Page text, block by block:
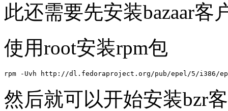
此还需要先安装bazaar客
使用root安装rpm包
然后就可以开始安装bzr